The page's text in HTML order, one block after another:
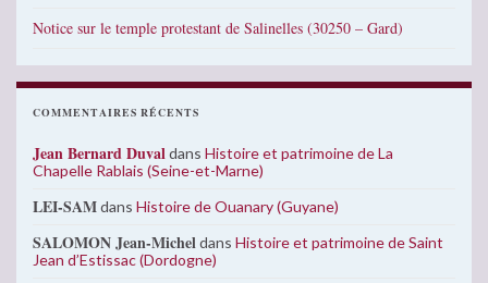
Notice sur le temple protestant de Salinelles (30250 – Gard)
COMMENTAIRES RÉCENTS
Jean Bernard Duvaldans Histoire et patrimoine de La
Chapelle Rablais (Seine-et-Marne)
LEI-SAMdans Histoire de Ouanary (Guyane)
SALOMON Jean-Micheldans Histoire et patrimoine de Saint
Jean d’Estissac (Dordogne)